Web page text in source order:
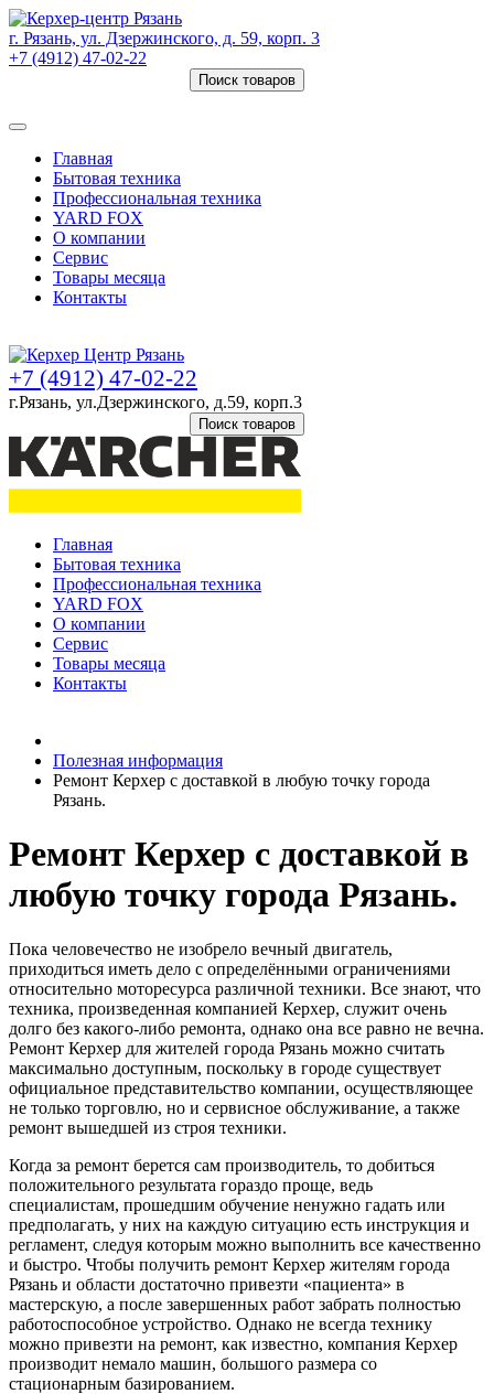
г. Рязань, ул. Дзержинского, д. 59, корп. 3
+7 (4912) 47-02-22
Поиск товаров
Главная
Бытовая техника
Профессиональная техника
YARD FOX
О компании
Сервис
Товары месяца
Контакты
+7 (4912) 47-02-22
г.Рязань, ул.Дзержинского, д.59, корп.3
Поиск товаров
Главная
Бытовая техника
Профессиональная техника
YARD FOX
О компании
Сервис
Товары месяца
Контакты
Полезная информация
Ремонт Керхер с доставкой в любую точку города
Рязань.
Ремонт Керхер с доставкой в
любую точку города Рязань.
Пока человечество не изобрело вечный двигатель,
приходиться иметь дело с определёнными ограничениями
относительно моторесурса различной техники. Все знают, что
техника, произведенная компанией Керхер, служит очень
долго без какого-либо ремонта, однако она все равно не вечна.
Ремонт Керхер для жителей города Рязань можно считать
максимально доступным, поскольку в городе существует
официальное представительство компании, осуществляющее
не только торговлю, но и сервисное обслуживание, а также
ремонт вышедшей из строя техники.
Когда за ремонт берется сам производитель, то добиться
положительного результата гораздо проще, ведь
специалистам, прошедшим обучение ненужно гадать или
предполагать, у них на каждую ситуацию есть инструкция и
регламент, следуя которым можно выполнить все качественно
и быстро. Чтобы получить ремонт Керхер жителям города
Рязань и области достаточно привезти «пациента» в
мастерскую, а после завершенных работ забрать полностью
работоспособное устройство. Однако не всегда технику
можно привезти на ремонт, как известно, компания Керхер
производит немало машин, большого размера со
стационарным базированием.